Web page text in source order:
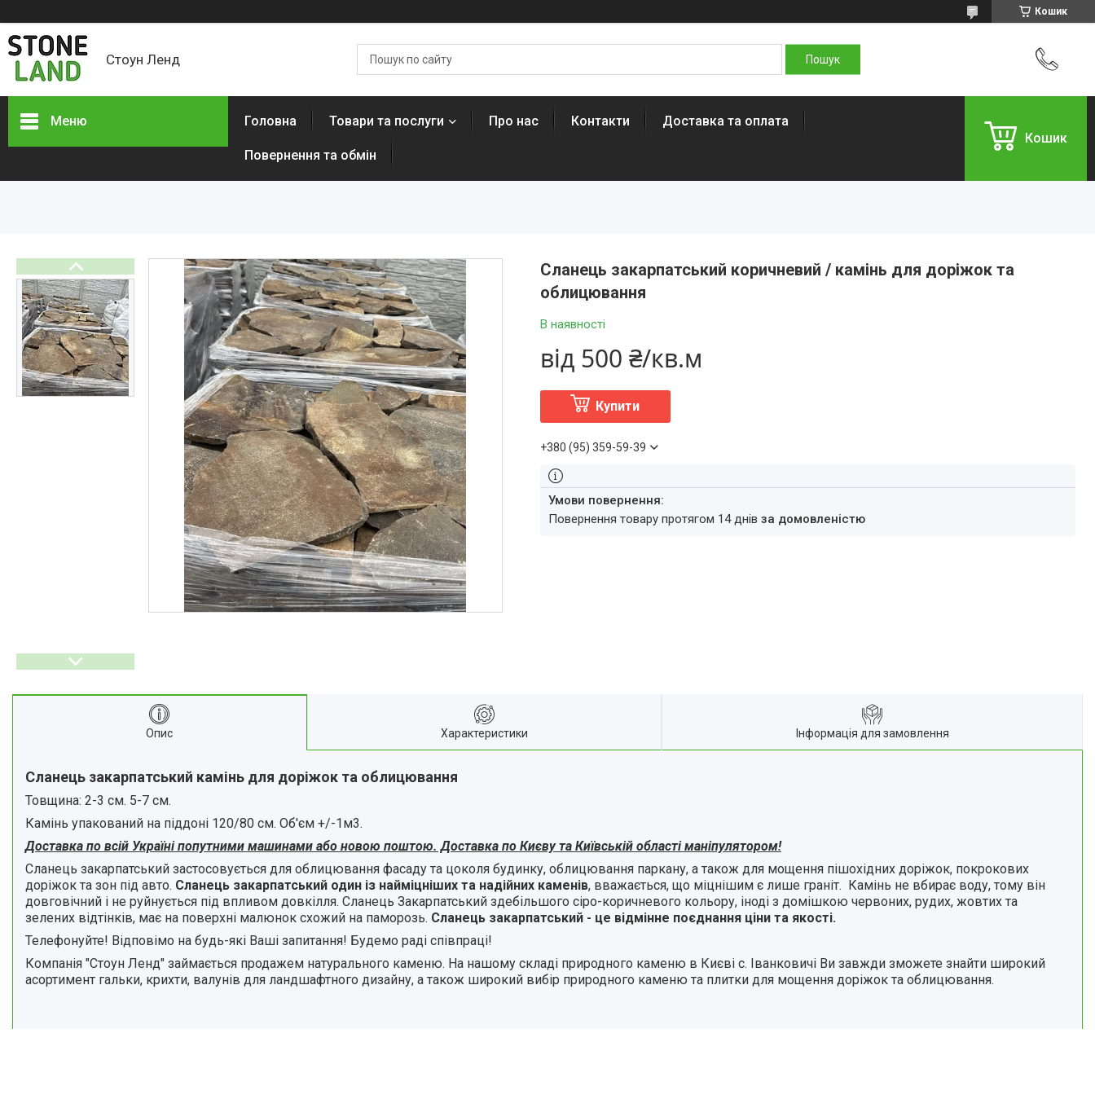
Кошик
Стоун Ленд
Меню Головна Товари та послуги Про нас Контакти Доставка та оплата
Повернення та обмін
Кошик
Сланець закарпатський коричневий / камінь для доріжок та
облицювання
В наявності
від 500 ₴/кв.м
Купити
+380 (95) 359-59-39
повернення товару протягом 14 днів за домовленістю
Опис Характеристики Інформація для замовлення
Сланець закарпатський камінь для доріжок та облицювання
Товщина: 2-3 см. 5-7 см.
Камінь упакований на піддоні 120/80 см. Об'єм +/-1м3.
Доставка по всій Україні попутними машинами або новою поштою. Доставка по Києву та Київській області маніпулятором!
Сланець закарпатський застосовується для облицювання фасаду та цоколя будинку, облицювання паркану, а також для мощення пішохідних доріжок, покрокових
доріжок та зон під авто. Сланець закарпатський один із найміцніших та надійних каменів, вважається, що міцнішим є лише граніт. Камінь не вбирає воду, тому він
довговічний і не руйнується під впливом довкілля. Сланець Закарпатський здебільшого сіро-коричневого кольору, іноді з домішкою червоних, рудих, жовтих та
зелених відтінків, має на поверхні малюнок схожий на паморозь. Сланець закарпатський - це відмінне поєднання ціни та якості.
Телефонуйте! Відповімо на будь-які Ваші запитання! Будемо раді співпраці!
Компанія "Стоун Ленд" займається продажем натурального каменю. На нашому складі природного каменю в Києві с. Іванковичі Ви завжди зможете знайти широкий
асортимент гальки, крихти, валунів для ландшафтного дизайну, а також широкий вибір природного каменю та плитки для мощення доріжок та облицювання.